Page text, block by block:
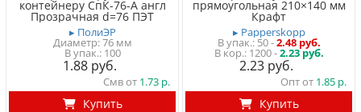
контейнеру СпК-76-А англ
Прозрачная d=76 ПЭТ
▸ ПолиЭР
Диаметр: 76 мм
100
1.88
Смв от 1.73
Купить
прямоугольная 210×140 мм
Крафт
▸ Papperskopp
50-2.48 руб.
1200 -2.23 руб.
2.23
Опт от 1.85
Купить